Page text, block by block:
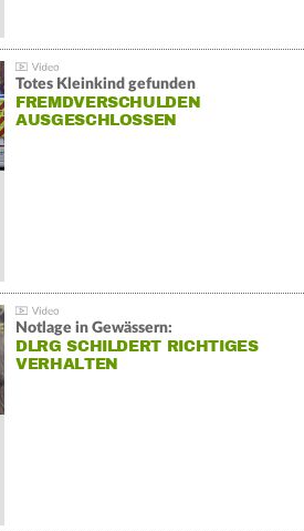
Totes Kleinkind gefunden
FREMDVERSCHULDEN
AUSGESCHLOSSEN
Notlage in Gewässern:
DLRG SCHILDERT RICHTIGES
VERHALTEN